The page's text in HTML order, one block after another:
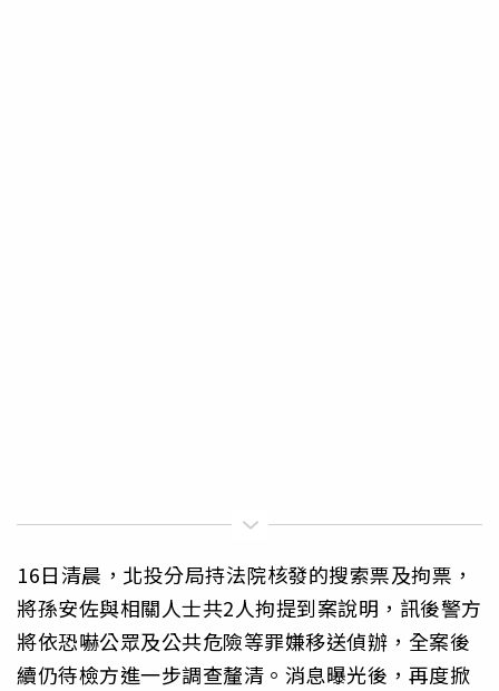
16日清晨，北投分局持法院核發的搜索票及拘票，
將孫安佐與相關人士共2人拘提到案說明，訊後警方
將依恐嚇公眾及公共危險等罪嫌移送偵辦，全案後
續仍待檢方進一步調查釐清。消息曝光後，再度掀